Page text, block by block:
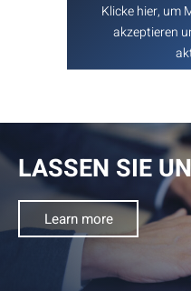
Klicke hier, um
akzeptieren
LASSEN SIE
Learn more